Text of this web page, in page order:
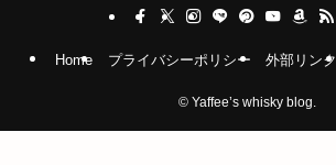
Home プライバシーポリシー 外部リンク
©Yaffee’s whisky blog.